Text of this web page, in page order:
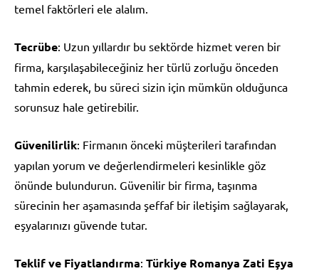
temel faktörleri ele alalım.
Tecrübe: Uzun yıllardır bu sektörde hizmet veren bir
firma, karşılaşabileceğiniz her türlü zorluğu önceden
tahmin ederek, bu süreci sizin için mümkün olduğunca
sorunsuz hale getirebilir.
Güvenilirlik: Firmanın önceki müşterileri tarafından
yapılan yorum ve değerlendirmeleri kesinlikle göz
önünde bulundurun. Güvenilir bir firma, taşınma
sürecinin her aşamasında şeffaf bir iletişim sağlayarak,
eşyalarınızı güvende tutar.
Teklif ve Fiyatlandırma: Türkiye Romanya Zati Eşya